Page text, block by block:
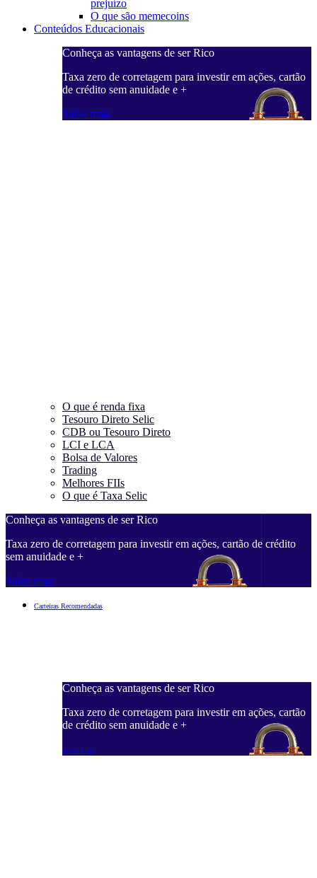
prejuízo
O que são memecoins
Conteúdos Educacionais
Conheça as vantagens de ser Rico
Taxa zero de corretagem para investir em ações, cartão
de crédito sem anuidade e +
Saiba mais
O que é renda fixa
Tesouro Direto Selic
CDB ou Tesouro Direto
LCI e LCA
Bolsa de Valores
Trading
Melhores FIIs
O que é Taxa Selic
Conheça as vantagens de ser Rico
Taxa zero de corretagem para investir em ações, cartão de crédito
sem anuidade e +
Saiba mais
Carteiras Recomendadas
Conheça as vantagens de ser Rico
Taxa zero de corretagem para investir em ações, cartão
de crédito sem anuidade e +
Saiba mais